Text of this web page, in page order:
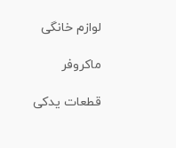
لوازم خانگی
ماكروفر
قطعات یدکی